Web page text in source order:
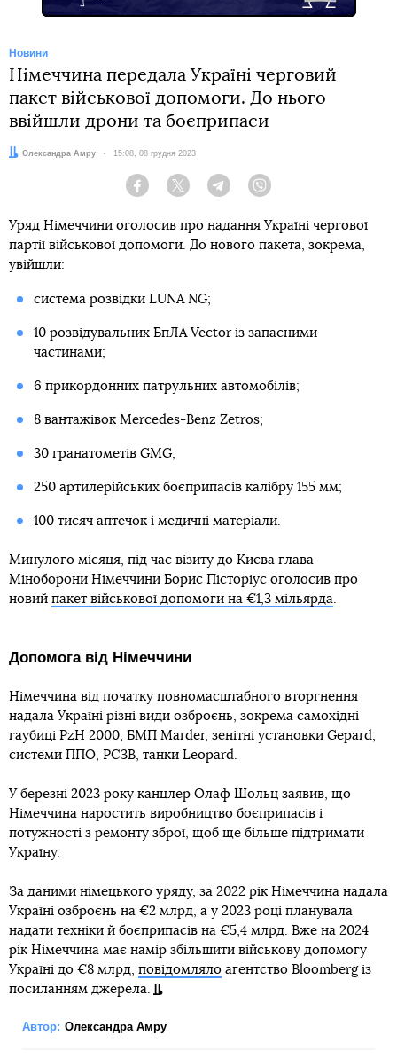
Новини
Німеччина передала Україні черговий
пакет військової допомоги. До нього
ввійшли дрони та боєприпаси
Автор:
Олександра Амру Дата:
15:08, 08 грудня 2023
Facebook Twitter Telegram
Уряд Німеччини оголосив про надання Україні чергової
партії військової допомоги. До нового пакета, зокрема,
увійшли:
система розвідки LUNA NG;
10 розвідувальних БпЛА Vector із запасними
частинами;
6 прикордонних патрульних автомобілів;
8 вантажівок Mercedes-Benz Zetros;
30 гранатометів GMG;
250 артилерійських боєприпасів калібру 155 мм;
100 тисяч аптечок і медичні матеріали.
Минулого місяця, під час візиту до Києва глава
Міноборони Німеччини Борис Пісторіус оголосив про
новий пакет військової допомоги на €1,3 мільярда.
Допомога від Німеччини
Німеччина від початку повномасштабного вторгнення
надала Україні різні види озброєнь, зокрема самохідні
гаубиці PzH 2000, БМП Marder, зенітні установки Gepard,
системи ППО, РСЗВ, танки Leopard.
У березні 2023 року канцлер Олаф Шольц заявив, що
Німеччина наростить виробництво боєприпасів і
потужності з ремонту зброї, щоб ще більше підтримати
Україну.
За даними німецького уряду, за 2022 рік Німеччина надала
Україні озброєнь на €2 млрд, а у 2023 році планувала
надати техніки й боєприпасів на €5,4 млрд. Вже на 2024
рік Німеччина має намір збільшити військову допомогу
Україні до €8 млрд, повідомляло агентство Bloomberg із
посиланням джерела.
Автор: Олександра Амру